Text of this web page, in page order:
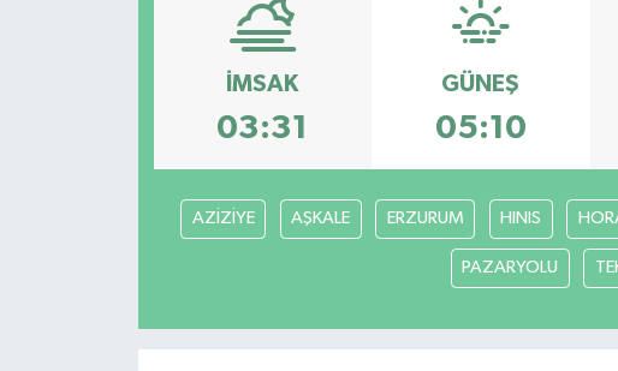
İMSAK
03:31
GÜNEŞ
05:10
AZİZİYE AŞKALE ERZURUM HINIS
PAZARYOLU
RESMİ İLANLAR